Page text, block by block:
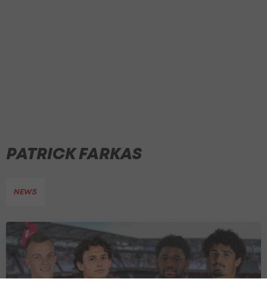
PATRICK FARKAS
NEWS